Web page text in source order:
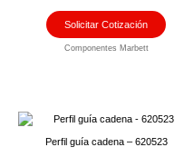
Solicitar Cotización
Componentes Marbett
Perfil guía cadena – 620523